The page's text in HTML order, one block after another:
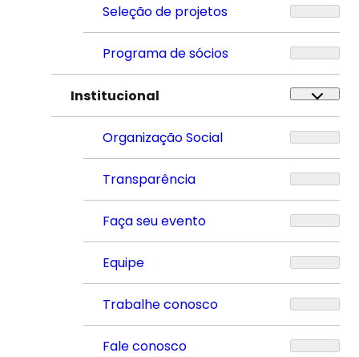
Seleção de projetos
Programa de sócios
Institucional
Organização Social
Transparência
Faça seu evento
Equipe
Trabalhe conosco
Fale conosco